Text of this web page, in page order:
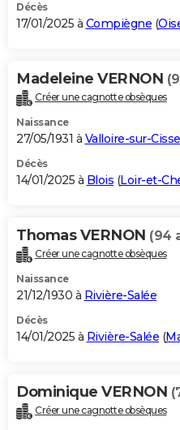
Décès
17/01/2025 à Compiègne (
Madeleine VERNON
Créer une cagnotte obsèques
Naissance
27/05/1931 à Valloire-sur-Cisse
Décès
14/01/2025 à Blois (Loir-et-
Thomas VERNON (94
Créer une cagnotte obsèques
Naissance
21/12/1930 à Rivière-Salée
Décès
14/01/2025 à Rivière-Salée (
Dominique VERNON
Créer une cagnotte obsèques